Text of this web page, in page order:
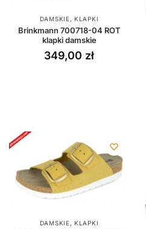
DAMSKIE,KLAPKI
Brinkmann 700718-04 ROT
klapki damskie
349,00 zł
DAMSKIE,KLAPKI